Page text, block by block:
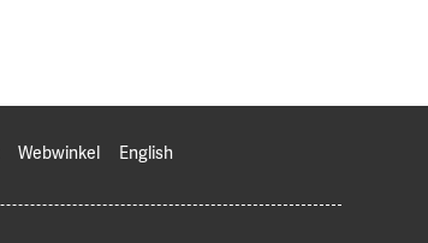
Webwinkel English